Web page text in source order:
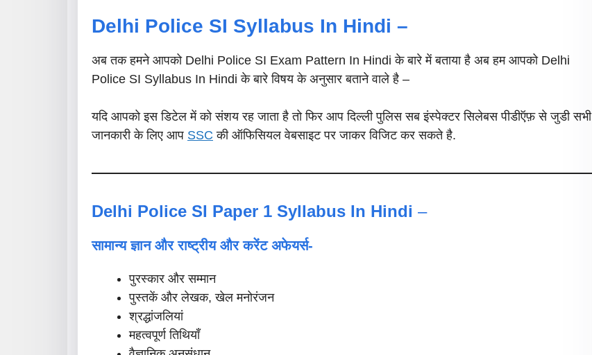
Delhi Police SI Syllabus In Hindi –
अब तक हमने आपको Delhi Police SI Exam Pattern In Hindi के बारे में बताया है अब हम आपको Delhi
Police SI Syllabus In Hindi के बारे विषय के अनुसार बताने वाले है –
यदि आपको इस डिटेल में को संशय रह जाता है तो फिर आप दिल्ली पुलिस सब इंस्पेक्टर सिलेबस पीडीऍफ़ से जुडी सभी
जानकारी के लिए आप SSC की ऑफिसियल वेबसाइट पर जाकर विजिट कर सकते है.
Delhi Police SI Paper 1 Syllabus In Hindi –
सामान्य ज्ञान और राष्ट्रीय और करेंट अफेयर्स-
पुरस्कार और सम्मान
पुस्तकें और लेखक, खेल मनोरंजन
श्रद्धांजलियां
महत्वपूर्ण तिथियाँ